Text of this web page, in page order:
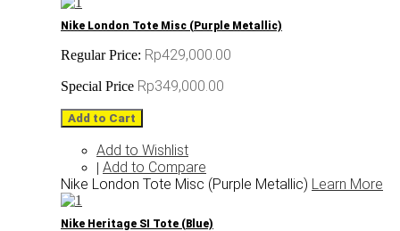
Nike London Tote Misc (Purple Metallic)
Regular Price: Rp429,000.00
Special Price Rp349,000.00
Add to Cart
Add to Wishlist
| Add to Compare
Nike London Tote Misc (Purple Metallic) Learn More
Nike Heritage SI Tote (Blue)